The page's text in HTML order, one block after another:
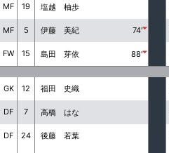
MF 19 塩越 柚歩
MF 5 伊藤 美紀 74'
FW 15 島田 芽依 88'
GK 12 福田 史織
DF 7 高橋 はな
DF 24 後藤 若葉